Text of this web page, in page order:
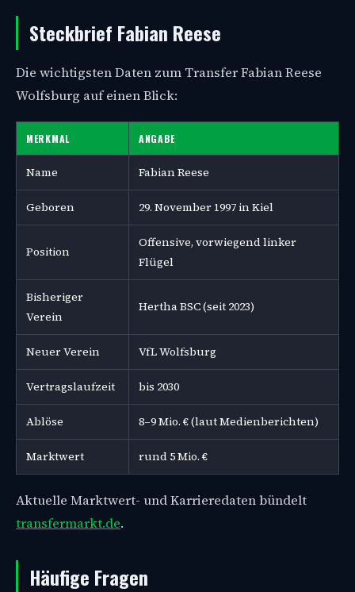
Steckbrief Fabian Reese
Die wichtigsten Daten zum Transfer Fabian Reese
Wolfsburg auf einen Blick:
MERKMAL ANGABE
Name Fabian Reese
Geboren 29. November 1997 in Kiel
Position
Offensive, vorwiegend linker
Flügel
Bisheriger
Verein
Hertha BSC (seit 2023)
Neuer Verein VfL Wolfsburg
Vertragslaufzeit bis 2030
Ablöse 8–9 Mio. € (laut Medienberichten)
Marktwert rund 5 Mio. €
Aktuelle Marktwert- und Karrieredaten bündelt
transfermarkt.de.
Häufige Fragen